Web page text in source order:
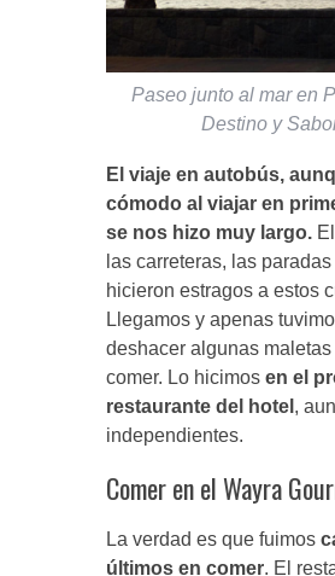
Paseo junto al mar en
Destino y
El viaje en autobús,
cómodo al viajar en
se nos hizo muy largo.El
las carreteras, las paradas
hicieron estragos a estos
Llegamos y apenas
deshacer algunas
comer. Lo hicimos en el
restaurante del hotel ,
independientes.
Comer en el Wayra
La verdad es que fuimos
últimos en comer. El